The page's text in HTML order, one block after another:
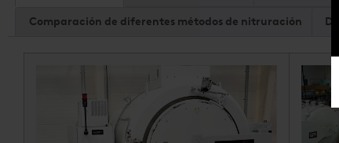
Comparación de diferentes métodos de nitruración